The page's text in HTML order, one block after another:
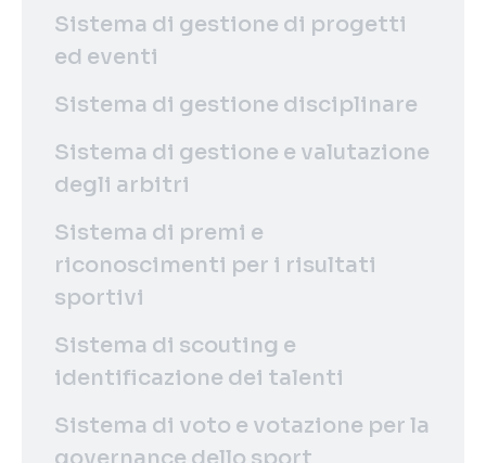
Sistema di gestione di progetti
ed eventi
Sistema di gestione disciplinare
Sistema di gestione e valutazione
degli arbitri
Sistema di premi e
riconoscimenti per i risultati
sportivi
Sistema di scouting e
identificazione dei talenti
Sistema di voto e votazione per la